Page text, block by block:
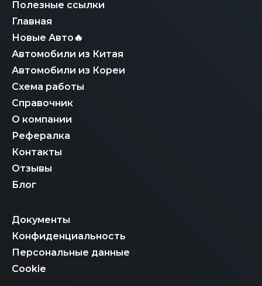
финансовую гарантию на фиксированную итоговую
риски, связанные с самостоятельным импортом, что
делает нас надежным партнером для покупки Genesis
G70.
Полезные ссылки
Главная
Новые Авто🔥
Автомобили из Китая
Автомобили из Кореи
Схема работы
Справочник
О компании
Рефералка
Контакты
Отзывы
Блог
Документы
Конфиденциальность
Персональные данные
Cookie